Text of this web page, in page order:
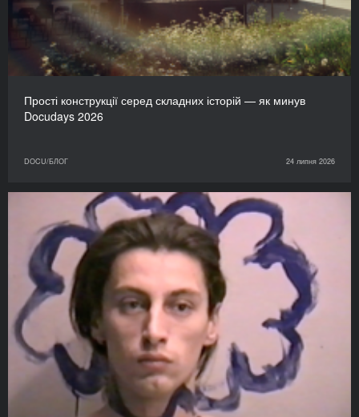
Прості конструкції серед складних історій — як минув
Docudays 2026
DOCU/БЛОГ 24 липня 2026